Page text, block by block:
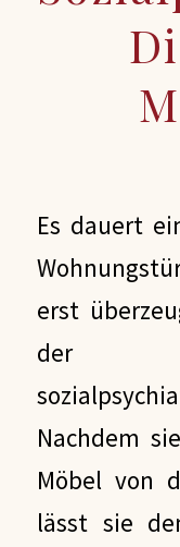
Es dauert
erst
der
Nachdem
Möbel von
lässt sie